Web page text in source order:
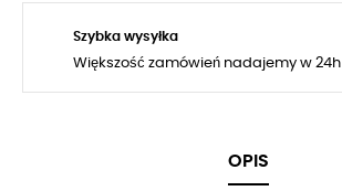
Szybka wysyłka
Większość zamówień nadajemy w 24h
OPIS